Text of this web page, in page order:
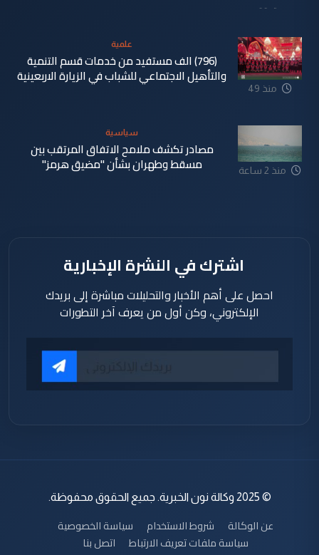
دقيقة
منذ 49
علمية
(796) الف مستفيد من خدمات قسم التنمية
والتأهيل الاجتماعي للشباب في الزيارة الاربعينية
منذ 2 ساعة
سياسية
مصادر تكشف ملامح الاتفاق المرتقب بين
مسقط وطهران بشأن "مضيق هرمز"
اشترك في النشرة الإخبارية
احصل على أهم الأخبار والتحليلات مباشرة إلى بريدك
الإلكتروني، وكن أول من يعرف آخر التطورات
© 2025 وكالة نون الخبرية. جميع الحقوق محفوظة.
عن الوكالة شروط الاستخدام
سياسة الخصوصية
سياسة ملفات تعريف الارتباط
اتصل بنا